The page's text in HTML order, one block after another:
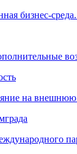
бизнес-
на